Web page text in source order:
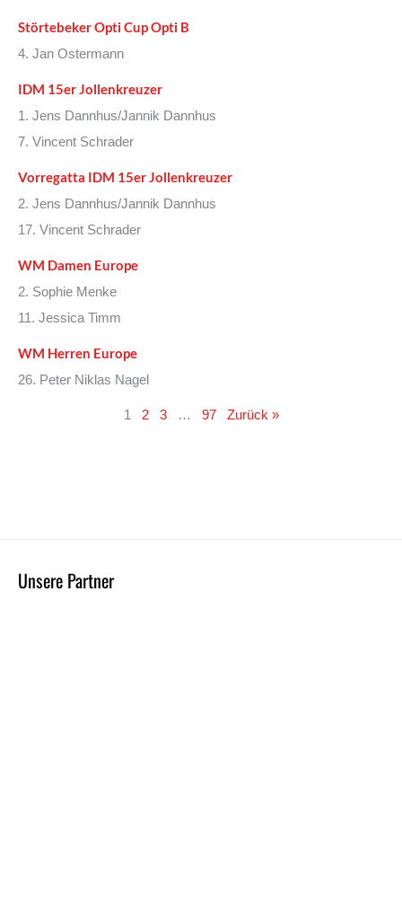
Störtebeker Opti Cup Opti B
4. Jan Ostermann
IDM 15er Jollenkreuzer
1. Jens Dannhus/Jannik Dannhus
7. Vincent Schrader
Vorregatta IDM 15er Jollenkreuzer
2. Jens Dannhus/Jannik Dannhus
17. Vincent Schrader
WM Damen Europe
2. Sophie Menke
11. Jessica Timm
WM Herren Europe
26. Peter Niklas Nagel
1 2 3 … 97 Zurück »
Unsere Partner